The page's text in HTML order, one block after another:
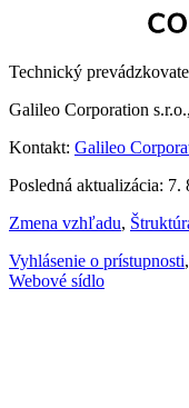
Technický
Galileo Corporation
Kontakt: Galileo
Posledná aktualizácia: 7.
Zmena vzhľadu,
Vyhlásenie o prístupnosti,
Webové sídlo